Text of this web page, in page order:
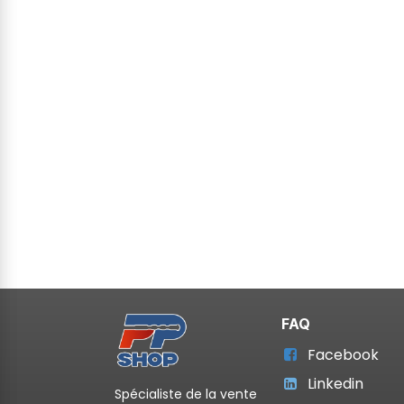
Spécialiste de la vente
FAQ
Facebook
Linkedin